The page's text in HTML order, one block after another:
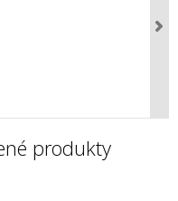
produkty